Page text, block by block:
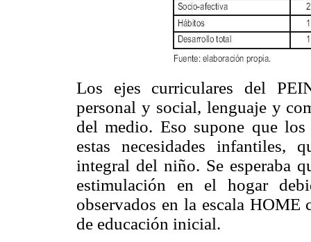
Los ejes curriculares del
personal y social, lenguaje y
del medio. Eso supone que
estas necesidades infantiles,
integral del niño. Se esperaba
estimulación en el hogar
observados en la escala
de educación inicial.